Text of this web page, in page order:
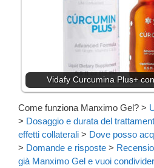
Vidafy Curcumina Plus+
Come funziona Manximo Gel? >
> Dosaggio e durata del
effetti collaterali > Dove posso
> Domande e risposte >
già Manximo Gel e vuoi